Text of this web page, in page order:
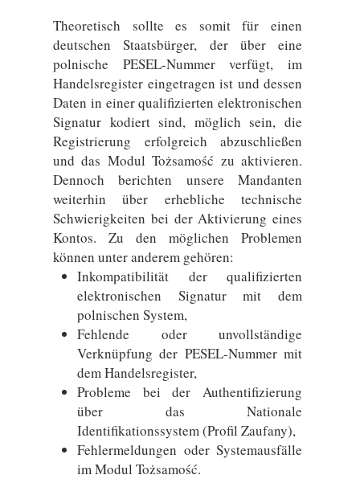
Theoretisch sollte es somit für einen
deutschen Staatsbürger, der über eine
polnische PESEL-Nummer verfügt, im
Handelsregister eingetragen ist und dessen
Daten in einer qualifizierten elektronischen
Signatur kodiert sind, möglich sein, die
Registrierung erfolgreich abzuschließen
und das Modul Tożsamość zu aktivieren.
Dennoch berichten unsere Mandanten
weiterhin über erhebliche technische
Schwierigkeiten bei der Aktivierung eines
Kontos. Zu den möglichen Problemen
können unter anderem gehören:
Inkompatibilität der qualifizierten
elektronischen Signatur mit dem
polnischen System,
Fehlende oder unvollständige
Verknüpfung der PESEL-Nummer mit
dem Handelsregister,
Probleme bei der Authentifizierung
über das Nationale
Identifikationssystem (Profil Zaufany),
Fehlermeldungen oder Systemausfälle
im Modul Tożsamość.